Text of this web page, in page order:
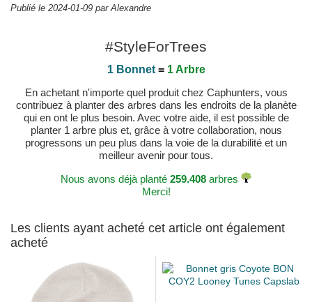
Publié le 2024-01-09 par Alexandre
#StyleForTrees
1 Bonnet= 1 Arbre
En achetant n'importe quel produit chez Caphunters, vous
contribuez à planter des arbres dans les endroits de la planète
qui en ont le plus besoin. Avec votre aide, il est possible de
planter 1 arbre plus et, grâce à votre collaboration, nous
progressons un peu plus dans la voie de la durabilité et un
meilleur avenir pour tous.
Nous avons déjà planté 259.408 arbres
Merci!
Les clients ayant acheté cet article ont également
acheté